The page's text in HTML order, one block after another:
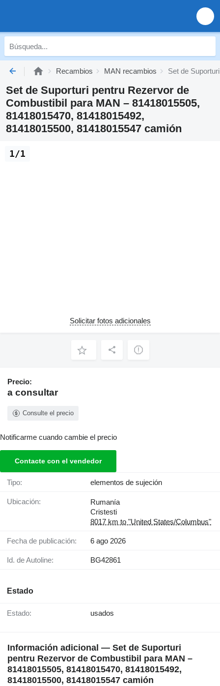
Recambios MAN recambios Set de
Set de Suporturi pentru Rezervor de
Combustibil para MAN – 81418015505,
81418015470, 81418015492,
81418015500, 81418015547 camión
1/1
Solicitar fotos adicionales
Precio:
a consultar
Consulte el precio
Notificarme cuando cambie el precio
Contacte con el vendedor
Tipo: elementos de sujeción
Ubicación:
Rumanía
Cristesti
8017 km to "United States/Columbus"
Fecha de publicación: 6 ago 2026
Id. de Autoline: BG42861
Estado
Estado: usados
Información adicional — Set de Suporturi
pentru Rezervor de Combustibil para MAN –
81418015505, 81418015470, 81418015492,
81418015500, 81418015547 camión